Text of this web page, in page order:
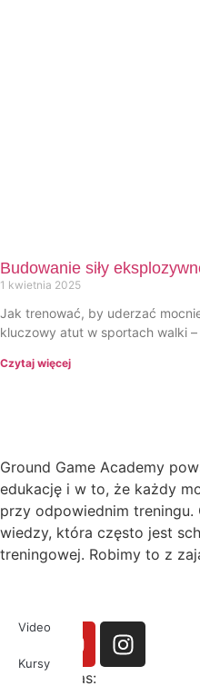
Budowanie siły
1 kwietnia 2025
Jak trenować, by uderzać
kluczowy atut w sportach walki
Czytaj więcej
Ground Game Academy
edukację i w to, że każdy
przy odpowiednim treningu.
wiedzy, która często jest
treningowej. Robimy to z
Video
Kursy
Obserwuj nas: